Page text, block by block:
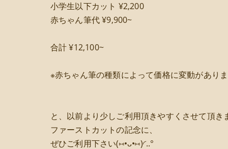
小学生以下カット ¥2,200
赤ちゃん筆代 ¥9,900~
合計 ¥12,100~
※赤ちゃん筆の種類によって価格に変動がありま
と、以前より少しご利用頂きやすくさせて頂き
ファーストカットの記念に、
ぜひご利用下さい(⑅•ᴗ•⑅)◜..°